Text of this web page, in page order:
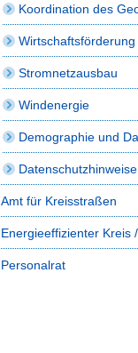
Koordination des
Stromnetzausbau
Windenergie
Demographie und
Datenschutzhinweise
Amt für Kreisstraßen
Energieeffizienter Kreis
Personalrat